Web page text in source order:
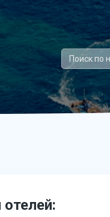
отелей: